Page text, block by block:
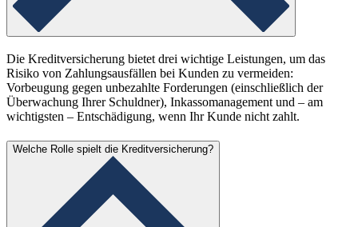
Die Kreditversicherung bietet drei wichtige Leistungen, um das
Risiko von Zahlungsausfällen bei Kunden zu vermeiden:
Vorbeugung gegen unbezahlte Forderungen (einschließlich der
Überwachung Ihrer Schuldner), Inkassomanagement und – am
wichtigsten – Entschädigung, wenn Ihr Kunde nicht zahlt.
Welche Rolle spielt die Kreditversicherung?